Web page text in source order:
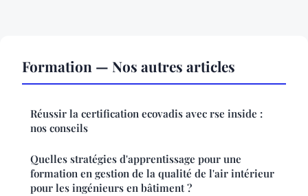
Formation — Nos autres articles
Réussir la certification ecovadis avec rse inside :
nos conseils
Quelles stratégies d'apprentissage pour une
formation en gestion de la qualité de l'air intérieur
pour les ingénieurs en bâtiment ?